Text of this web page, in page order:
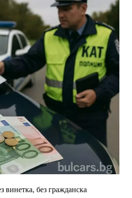
винетка, без гражданска